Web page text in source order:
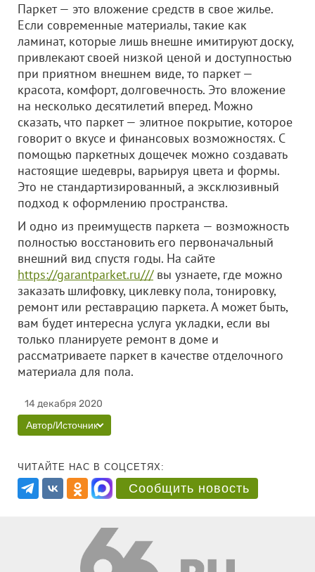
Паркет — это вложение средств в свое жилье.
Если современные материалы, такие как
ламинат, которые лишь внешне имитируют доску,
привлекают своей низкой ценой и доступностью
при приятном внешнем виде, то паркет —
красота, комфорт, долговечность. Это вложение
на несколько десятилетий вперед. Можно
сказать, что паркет — элитное покрытие, которое
говорит о вкусе и финансовых возможностях. С
помощью паркетных дощечек можно создавать
настоящие шедевры, варьируя цвета и формы.
Это не стандартизированный, а эксклюзивный
подход к оформлению пространства.
И одно из преимуществ паркета — возможность
полностью восстановить его первоначальный
внешний вид спустя годы. На сайте
https://garantparket.ru///вы узнаете, где можно
заказать шлифовку, циклевку пола, тонировку,
ремонт или реставрацию паркета. А может быть,
вам будет интересна услуга укладки, если вы
только планируете ремонт в доме и
рассматриваете паркет в качестве отделочного
материала для пола.
14 декабря 2020
Автор/Источник
ЧИТАЙТЕ НАС В СОЦСЕТЯХ:
Сообщить новость